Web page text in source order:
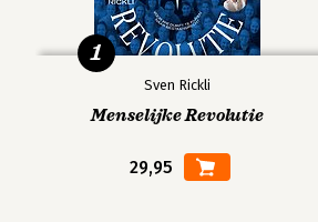
Sven Rickli
Menselijke Revolutie
29,95
1